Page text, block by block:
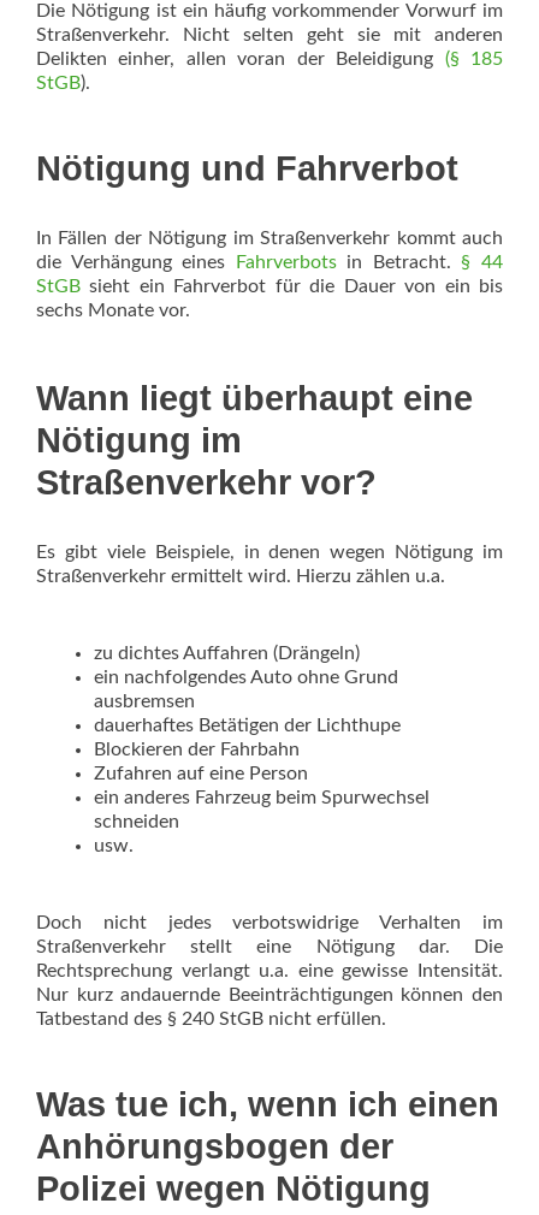
Die Nötigung ist ein häufig vorkommender Vorwurf im
Straßenverkehr. Nicht selten geht sie mit anderen
Delikten einher, allen voran der Beleidigung (§ 185
StGB).
Nötigung und Fahrverbot
In Fällen der Nötigung im Straßenverkehr kommt auch
die Verhängung eines
Fahrverbots in Betracht.§ 44
StGB sieht ein Fahrverbot für die Dauer von ein bis
sechs Monate vor.
Wann liegt überhaupt eine
Nötigung im
Straßenverkehr vor?
Es gibt viele Beispiele, in denen wegen Nötigung im
Straßenverkehr ermittelt wird. Hierzu zählen u.a.
zu dichtes Auffahren (Drängeln)
ein nachfolgendes Auto ohne Grund
ausbremsen
dauerhaftes Betätigen der Lichthupe
Blockieren der Fahrbahn
Zufahren auf eine Person
ein anderes Fahrzeug beim Spurwechsel
schneiden
usw.
Doch nicht jedes verbotswidrige Verhalten im
Straßenverkehr stellt eine Nötigung dar. Die
Rechtsprechung verlangt u.a. eine gewisse Intensität.
Nur kurz andauernde Beeinträchtigungen können den
Tatbestand des § 240 StGB nicht erfüllen.
Was tue ich, wenn ich einen
Anhörungsbogen der
Polizei wegen Nötigung